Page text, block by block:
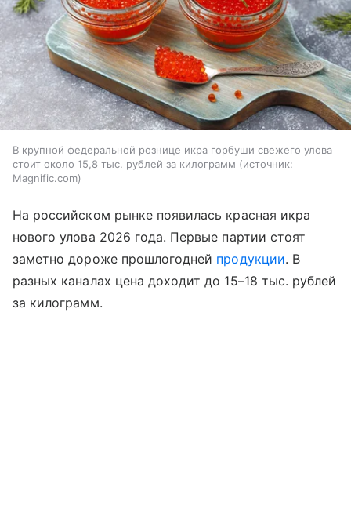
В крупной федеральной рознице икра горбуши свежего улова
стоит около 15,8 тыс. рублей за килограмм
источник:
Magnific.com
На российском рынке появилась красная икра
нового улова 2026 года. Первые партии стоят
заметно дороже прошлогодней продукции. В
разных каналах цена доходит до 15–18 тыс. рублей
за килограмм.